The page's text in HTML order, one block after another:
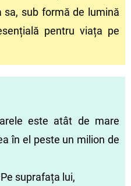
sa, sub formă de lumină
pentru viața pe
este atât de mare
în el peste un milion de
Pe suprafața lui,